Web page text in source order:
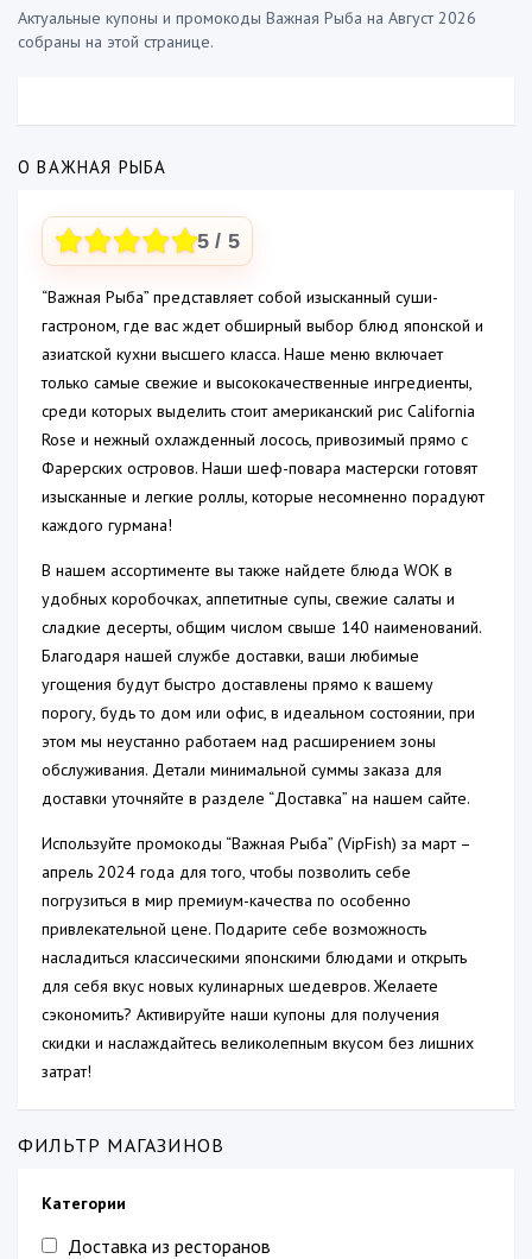
Актуальные купоны и промокоды Важная Рыба на Август 2026
собраны на этой странице.
О ВАЖНАЯ РЫБА
5 / 5
“Важная Рыба” представляет собой изысканный суши-
гастроном, где вас ждет обширный выбор блюд японской и
азиатской кухни высшего класса. Наше меню включает
только самые свежие и высококачественные ингредиенты,
среди которых выделить стоит американский рис California
Rose и нежный охлажденный лосось, привозимый прямо с
Фарерских островов. Наши шеф-повара мастерски готовят
изысканные и легкие роллы, которые несомненно порадуют
каждого гурмана!
В нашем ассортименте вы также найдете блюда WOK в
удобных коробочках, аппетитные супы, свежие салаты и
сладкие десерты, общим числом свыше 140 наименований.
Благодаря нашей службе доставки, ваши любимые
угощения будут быстро доставлены прямо к вашему
порогу, будь то дом или офис, в идеальном состоянии, при
этом мы неустанно работаем над расширением зоны
обслуживания. Детали минимальной суммы заказа для
доставки уточняйте в разделе “Доставка” на нашем сайте.
Используйте промокоды “Важная Рыба” (VipFish) за март –
апрель 2024 года для того, чтобы позволить себе
погрузиться в мир премиум-качества по особенно
привлекательной цене. Подарите себе возможность
насладиться классическими японскими блюдами и открыть
для себя вкус новых кулинарных шедевров. Желаете
сэкономить? Активируйте наши купоны для получения
скидки и наслаждайтесь великолепным вкусом без лишних
затрат!
ФИЛЬТР МАГАЗИНОВ
Категории
Доставка из ресторанов